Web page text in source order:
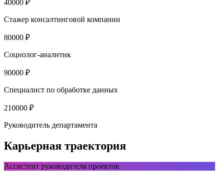
40000 ₽
Стажер консалтинговой компании
80000 ₽
Социолог-аналитик
90000 ₽
Специалист по обработке данных
210000 ₽
Руководитель департамента
Карьерная траектория
Ассистент руководителя проектов